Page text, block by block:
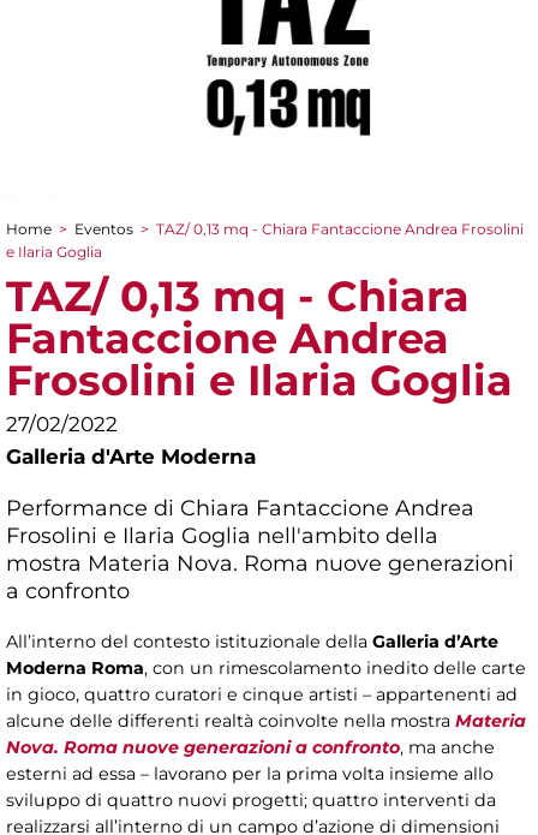
You are here
Home > Eventos > TAZ/ 0,13 mq - Chiara Fantaccione Andrea Frosolini
e Ilaria Goglia
TAZ/ 0,13 mq - Chiara
Fantaccione Andrea
Frosolini e Ilaria Goglia
27/02/2022
Galleria d'Arte Moderna
Performance di Chiara Fantaccione Andrea
Frosolini e Ilaria Goglia nell'ambito della
mostra Materia Nova. Roma nuove generazioni
a confronto
All’interno del contesto istituzionale della Galleria d’Arte
Moderna Roma, con un rimescolamento inedito delle carte
in gioco, quattro curatori e cinque artisti – appartenenti ad
alcune delle differenti realtà coinvolte nella mostra Materia
Nova. Roma nuove generazioni a confronto, ma anche
esterni ad essa – lavorano per la prima volta insieme allo
sviluppo di quattro nuovi progetti; quattro interventi da
realizzarsi all’interno di un campo d’azione di dimensioni